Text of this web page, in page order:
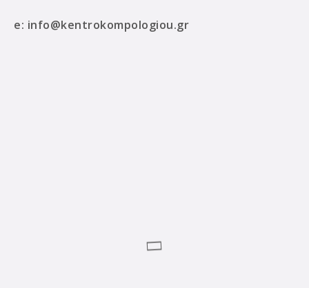
e: info@kentrokompologiou.gr